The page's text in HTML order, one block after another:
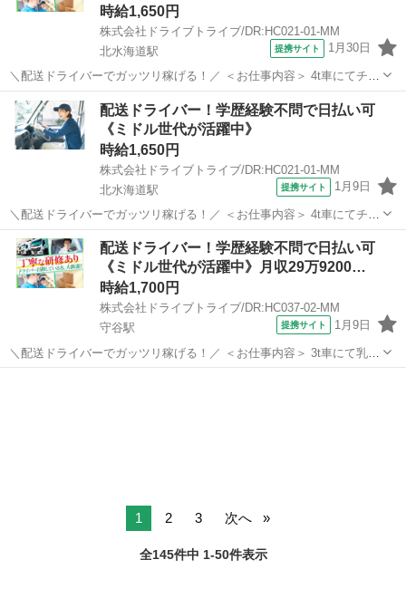
時給1,650円
株式会社ドライブトライブ/DR:HC021-01-MM
北水海道駅
提携サイト 1月30日
＼配送ドライバーでガッツリ稼げる！／ ＜お仕事内容＞ 4t車にてチル
ド商品のルート配送業務 ■車種・内容：DR:4t ■商品：食品 ■配送先：
センター ■配送件数：3～5件 ＜必須資格＞ 中型免許(8t限定)MT ...
茨城 坂東市 北水海道駅 デリバリー
配送ドライバー！学歴経験不問で日払い可
《ミドル世代が活躍中》
時給1,650円
株式会社ドライブトライブ/DR:HC021-01-MM
北水海道駅
提携サイト 1月9日
＼配送ドライバーでガッツリ稼げる！／ ＜お仕事内容＞ 4t車にてチル
ド商品のルート配送業務 ■車種・内容：DR:4t ■商品：食品 ■配送先：
センター ■配送件数：3～5件 ＜必須資格＞ 中型免許(8t限定)MT ...
茨城 坂東市 北水海道駅 デリバリー
配送ドライバー！学歴経験不問で日払い可
《ミドル世代が活躍中》月収29万9200…
時給1,700円
株式会社ドライブトライブ/DR:HC037-02-MM
守谷駅
提携サイト 1月9日
＼配送ドライバーでガッツリ稼げる！／ ＜お仕事内容＞ 3t車にて乳製
品の配送業務 ■車種・内容：DR:3t＋作業 ■商品：食品 ■配送先：セン
1 2 3 次へ
全145件中 1-50件表示